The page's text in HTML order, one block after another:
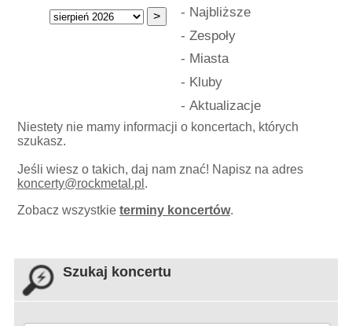
- Najbliższe
- Zespoły
- Miasta
- Kluby
- Aktualizacje
Niestety nie mamy informacji o koncertach, których
szukasz.
Jeśli wiesz o takich, daj nam znać! Napisz na adres
koncerty@rockmetal.pl .
Zobacz wszystkieterminy koncertów.
Szukaj koncertu